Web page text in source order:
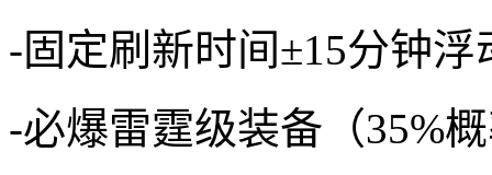
-固定刷新时间±15分钟浮
-必爆雷霆级装备（35%